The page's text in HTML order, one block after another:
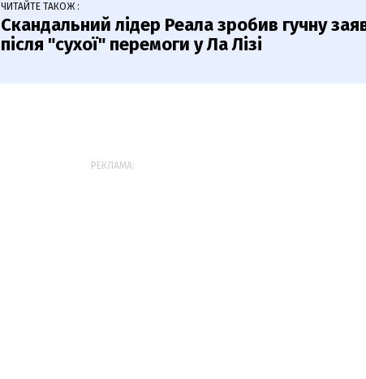
ЧИТАЙТЕ ТАКОЖ :
Скандальний лідер Реала зробив гучну
після "сухої" перемоги у Ла Лізі
РЕКЛАМА: